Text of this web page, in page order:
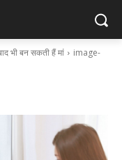
भी बन सकती हैं मां
image-